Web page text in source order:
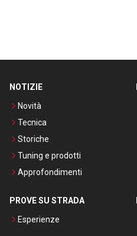
NOTIZIE
Novità
Tecnica
Storiche
Tuning e prodotti
Approfondimenti
PROVE SU STRADA
Esperienze